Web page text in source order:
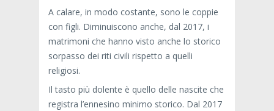
A calare, in modo costante, sono le coppie
con figli. Diminuiscono anche, dal 2017, i
matrimoni che hanno visto anche lo storico
sorpasso dei riti civili rispetto a quelli
religiosi.
Il tasto più dolente è quello delle nascite che
registra l’ennesino minimo storico. Dal 2017